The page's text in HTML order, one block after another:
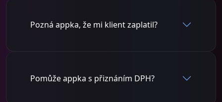
Pozná appka, že mi klient zaplatil?
Pomůže appka s přiznáním DPH?